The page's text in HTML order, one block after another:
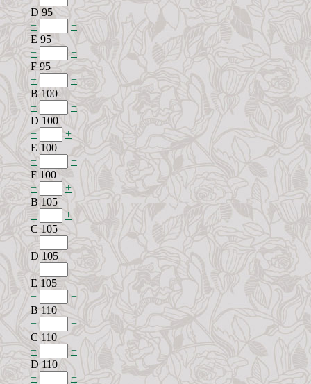
D 95
−
+
E 95
−
+
F 95
−
+
B 100
−
+
D 100
−
+
E 100
−
+
F 100
−
+
B 105
−
+
C 105
−
+
D 105
−
+
E 105
−
+
B 110
−
+
C 110
−
+
D 110
−
+